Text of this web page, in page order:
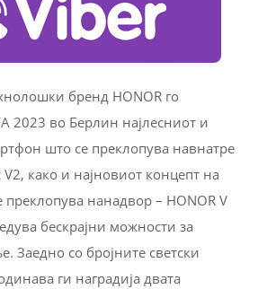
бренд HONOR го
2023 во Берлин најлесниот и
што се преклопува навнатре
V2, како и најновиот концепт на
нанадвор – HONOR V
бескрајни можности за
Заедно со бројните светски
ги наградија двата